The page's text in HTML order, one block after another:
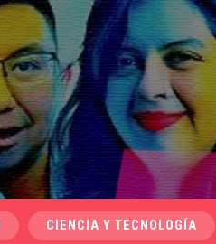
CIENCIA Y TECNOLOGÍA